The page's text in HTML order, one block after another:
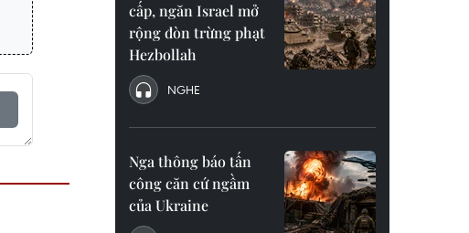
cấp, ngăn Israel mở
rộng đòn trừng phạt
Hezbollah
NGHE
Nga thông báo tấn
công căn cứ ngầm
của Ukraine